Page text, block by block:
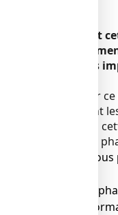
lire attentivement
ce
des informations
toujours utiliser
scrupuleusement
fournies dans
médecin ou votre
cette notice.
vous à votre
tout conseil ou